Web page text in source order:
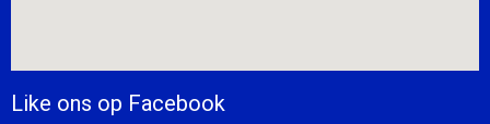
Like ons op Facebook